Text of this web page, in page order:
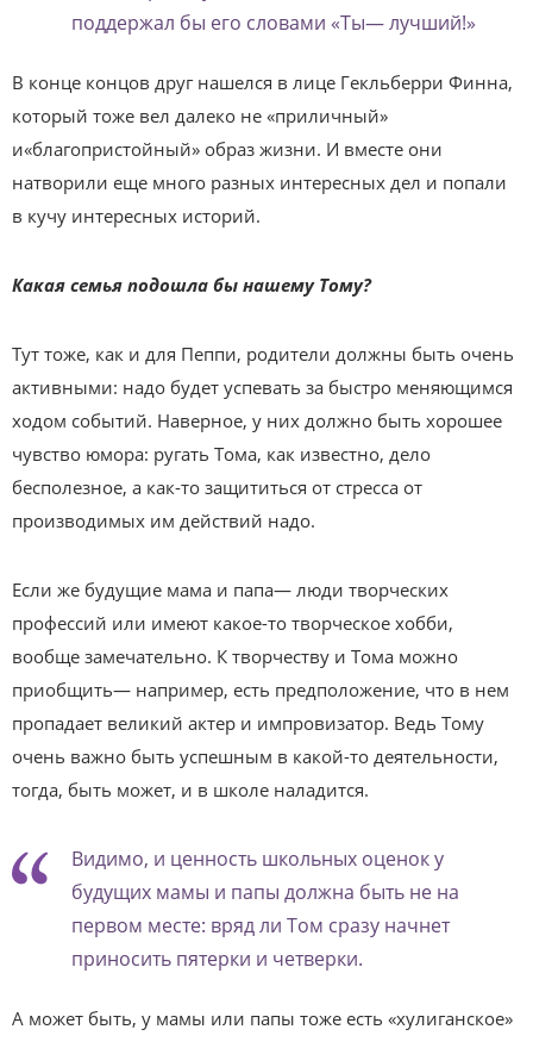
поддержал бы его словами «Ты— лучший!»
В конце концов друг нашелся в лице Гекльберри Финна,
который тоже вел далеко не «приличный»
и«благопристойный» образ жизни. И вместе они
натворили еще много раз­ных интересных дел и попали
в кучу интересных историй.
Какая семья подошла бы нашему Тому?
Тут тоже, как и для Пеппи, родители должны быть очень
активными: надо будет успевать за быстро меняющимся
ходом событий. Наверное, у них должно быть хорошее
чувство юмора: ругать Тома, как известно, дело
бесполезное, а как-то защититься от стресса от
производимых им действий надо.
Если же будущие мама и папа— люди творческих
профессий или имеют какое-то творческое хобби,
вообще замечательно. К творчеству и Тома можно
приобщить— например, есть предположение, что в нем
пропадает великий актер и импровизатор. Ведь Тому
очень важно быть успешным в какой-то деятельности,
тогда, быть может, и в школе наладится.
Видимо, и ценность школьных оценок у
будущих мамы и папы должна быть не на
первом месте: вряд ли Том сразу начнет
приносить пятерки и четверки.
А может быть, у мамы или папы тоже есть «хулиган­ское»